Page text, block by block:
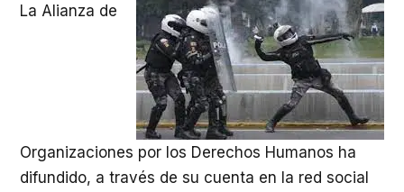
La Alianza de
Organizaciones por los Derechos Humanos ha
difundido, a través de su cuenta en la red social